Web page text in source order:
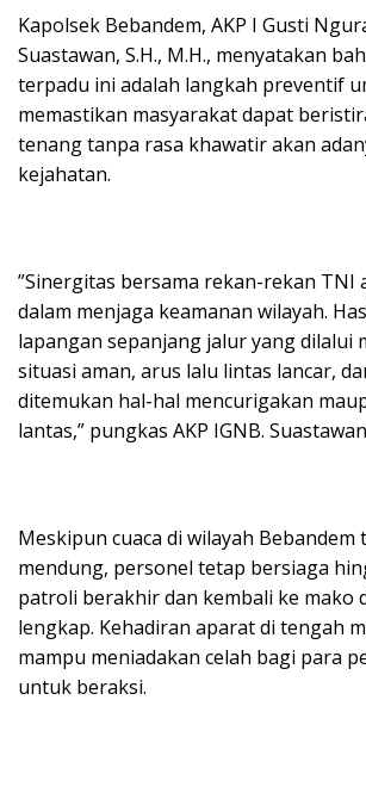
​Kapolsek Bebandem, AKP I Gusti
Suastawan, S.H., M.H., menyatakan
terpadu ini adalah langkah preventif
memastikan masyarakat dapat
tenang tanpa rasa khawatir akan
kejahatan.
​”Sinergitas bersama rekan-rekan TNI
dalam menjaga keamanan wilayah.
lapangan sepanjang jalur yang dilalui
situasi aman, arus lalu lintas lancar,
ditemukan hal-hal mencurigakan
lantas,” pungkas AKP IGNB.
​Meskipun cuaca di wilayah Bebandem
mendung, personel tetap bersiaga
patroli berakhir dan kembali ke mako
lengkap. Kehadiran aparat di tengah
mampu meniadakan celah bagi para
untuk beraksi.